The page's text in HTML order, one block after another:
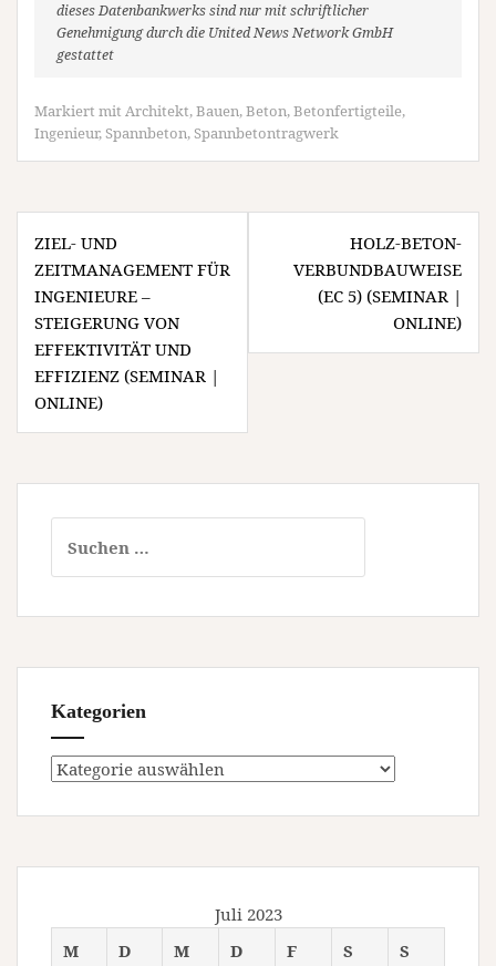
dieses Datenbankwerks sind nur mit schriftlicher
Genehmigung durch die United News Network GmbH
gestattet
Markiert mit Architekt,Bauen,Beton,Betonfertigteile,
Ingenieur,Spannbeton,Spannbetontragwerk
Beitragsnavigation
ZIEL- UND
ZEITMANAGEMENT FÜR
INGENIEURE –
STEIGERUNG VON
EFFEKTIVITÄT UND
EFFIZIENZ (SEMINAR |
ONLINE)
HOLZ-BETON-
VERBUNDBAUWEISE
(EC 5) (SEMINAR |
ONLINE)
nach:
Kategorien
Kategorien
Juli 2023
M
D M D F S S